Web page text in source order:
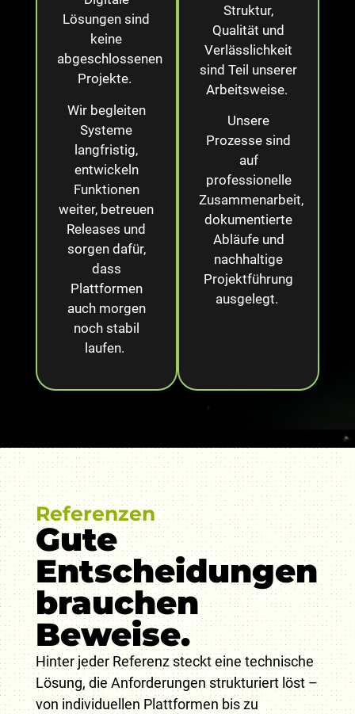
Lösungen sind
keine
abgeschlossenen
Projekte.
Wir begleiten
Systeme
langfristig,
entwickeln
Funktionen
weiter, betreuen
Releases und
sorgen dafür,
dass
Plattformen
auch morgen
noch stabil
laufen.
Struktur,
Qualität und
Verlässlichkeit
sind Teil unserer
Arbeitsweise.
Unsere
Prozesse sind
auf
professionelle
Zusammenarbeit,
dokumentierte
Abläufe und
nachhaltige
Projektführung
ausgelegt.
Referenzen
Gute
Entscheidungen
brauchen
Beweise.
Hinter jeder Referenz steckt eine technische
Lösung, die Anforderungen strukturiert löst –
von individuellen Plattformen bis zu